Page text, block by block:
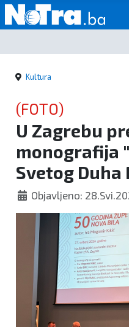
Početna
Vijesti
Sport
Kultura
Crna
kronika
Politika
Zanimljivosti
Kultura
(FOTO)
U Zagrebu
monografija
Svetog Duha
Objavljeno: